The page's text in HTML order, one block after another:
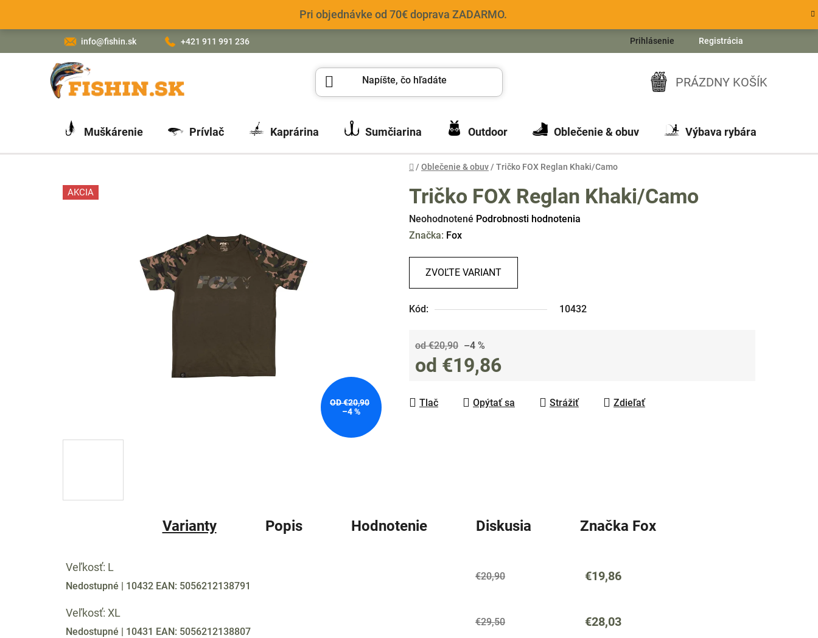
obsah
Pri objednávke od 70€ doprava ZADARMO.
info@fishin.sk +421 911 991 236 Prihlásenie Registrácia
NÁKUPNÝ
KOŠÍK
PRÁZDNY KOŠÍK
Muškárenie Prívlač Kaprárina Sumčiarina Outdoor Oblečenie & obuv Výbava rybára
Domov
/ Oblečenie & obuv / Tričko FOX Reglan Khaki/Camo
Tričko FOX Reglan Khaki/Camo
Priemerné
hodnotenie
Neohodnotené Podrobnosti hodnotenia
Značka: Fox
ZVOĽTE VARIANT
Kód: 10432
od €20,90 –4 %
od €19,86
Tlač
Opýtať sa Strážiť Zdieľať
AKCIA
OD €20,90
–4 %
Varianty Popis Hodnotenie Diskusia Značka Fox
Veľkosť: L
Nedostupné | 10432 EAN: 5056212138791
€20,90 €19,86
Veľkosť: XL
Nedostupné | 10431 EAN: 5056212138807
€29,50 €28,03